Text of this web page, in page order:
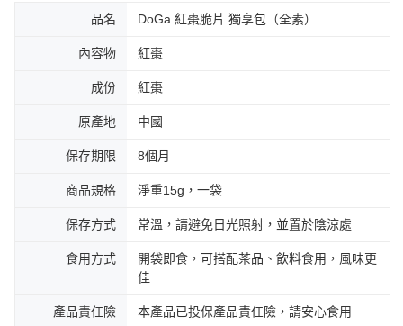
品名 DoGa 紅棗脆片 獨享包（全素）
內容物 紅棗
成份 紅棗
原產地 中國
保存期限 8個月
商品規格 淨重15g，一袋
保存方式 常溫，請避免日光照射，並置於陰涼處
食用方式
開袋即食，可搭配茶品、飲料食用，風味更
佳
產品責任險 本產品已投保產品責任險，請安心食用